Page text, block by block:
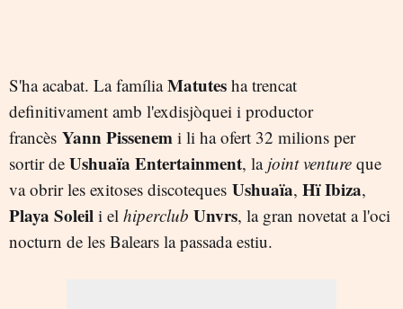
S'ha acabat. La famíliaMatutes ha trencat
definitivament amb l'exdisjòquei i productor
francès Yann Pissenem i li ha ofert 32 milions per
sortir de Ushuaïa Entertainment, lajoint venture que
va obrir les exitoses discoteques Ushuaïa, Hï Ibiza,
Playa Soleil i el hiperclub Unvrs, la gran novetat a l'oci
nocturn de les Balears la passada estiu.